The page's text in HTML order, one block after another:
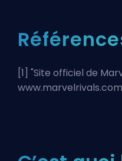
[1] "Site officiel de